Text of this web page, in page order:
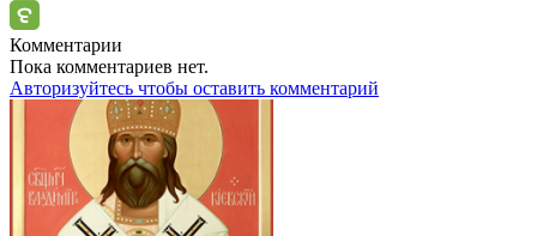
Комментарии
Пока комментариев нет.
Авторизуйтесь чтобы оставить комментарий